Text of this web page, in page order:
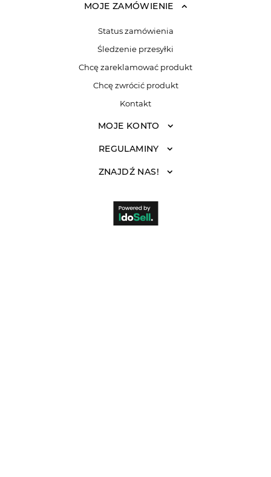
MOJE ZAMÓWIENIE
Status zamówienia
Śledzenie przesyłki
Chcę zareklamować produkt
Chcę zwrócić produkt
Kontakt
MOJE KONTO
REGULAMINY
ZNAJDŹ NAS!